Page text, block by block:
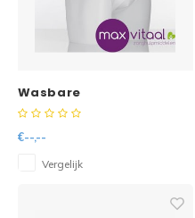
Wasbare
beschermbroekjes heren
€--,--
Vergelijk